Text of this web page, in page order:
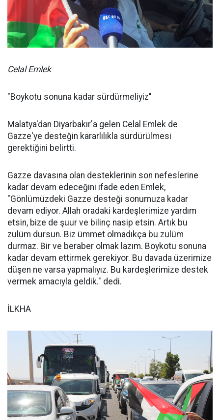
Celal Emlek
"Boykotu sonuna kadar sürdürmeliyiz"
Malatya'dan Diyarbakır'a gelen Celal Emlek de
Gazze'ye desteğin kararlılıkla sürdürülmesi
gerektiğini belirtti.
Gazze davasına olan desteklerinin son nefeslerine
kadar devam edeceğini ifade eden Emlek,
"Gönlümüzdeki Gazze desteği sonumuza kadar
devam ediyor. Allah oradaki kardeşlerimize yardım
etsin, bize de şuur ve bilinç nasip etsin. Artık bu
zulüm dursun. Biz ümmet olmadıkça bu zulüm
durmaz. Bir ve beraber olmak lazım. Boykotu sonuna
kadar devam ettirmek gerekiyor. Bu davada üzerimize
düşen ne varsa yapmalıyız. Bu kardeşlerimize destek
vermek amacıyla geldik." dedi.
İLKHA